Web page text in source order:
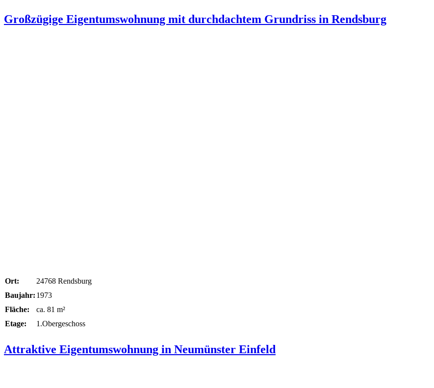
Großzügige Eigentumswohnung mit durchdachtem Grundriss in Rendsburg
Ort:
24768 Rendsburg
Baujahr: 1973
Fläche:
ca. 81 m²
Etage:
1.Obergeschoss
Attraktive Eigentumswohnung in Neumünster Einfeld